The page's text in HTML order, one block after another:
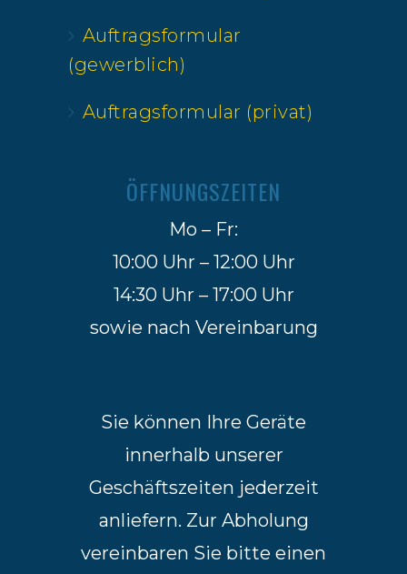
Auftragsformular
(gewerblich)
Auftragsformular (privat)
ÖFFNUNGSZEITEN
Mo – Fr:
10:00 Uhr – 12:00 Uhr
14:30 Uhr – 17:00 Uhr
sowie nach Vereinbarung
Sie können Ihre Geräte
innerhalb unserer
Geschäftszeiten jederzeit
anliefern. Zur Abholung
vereinbaren Sie bitte einen